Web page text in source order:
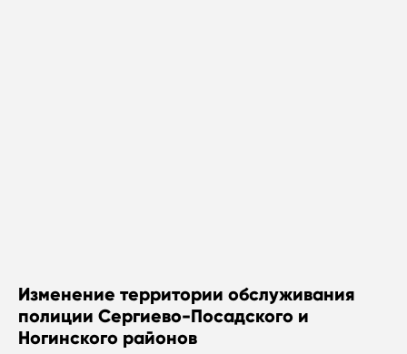
Изменение территории обслуживания
полиции Сергиево-Посадского и
Ногинского районов